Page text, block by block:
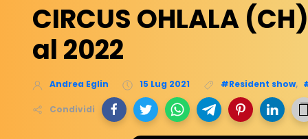
CIRCUS OHLALA
al 2022
Andrea Eglin 15 Lug 2021 #Resident show,
Condividi